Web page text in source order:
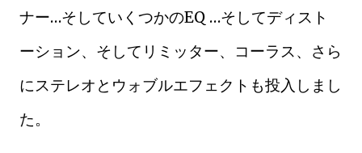
ナー…そしていくつかのEQ …そしてディスト
ーション、そしてリミッター、コーラス、さら
にステレオとウォブルエフェクトも投入しまし
た。